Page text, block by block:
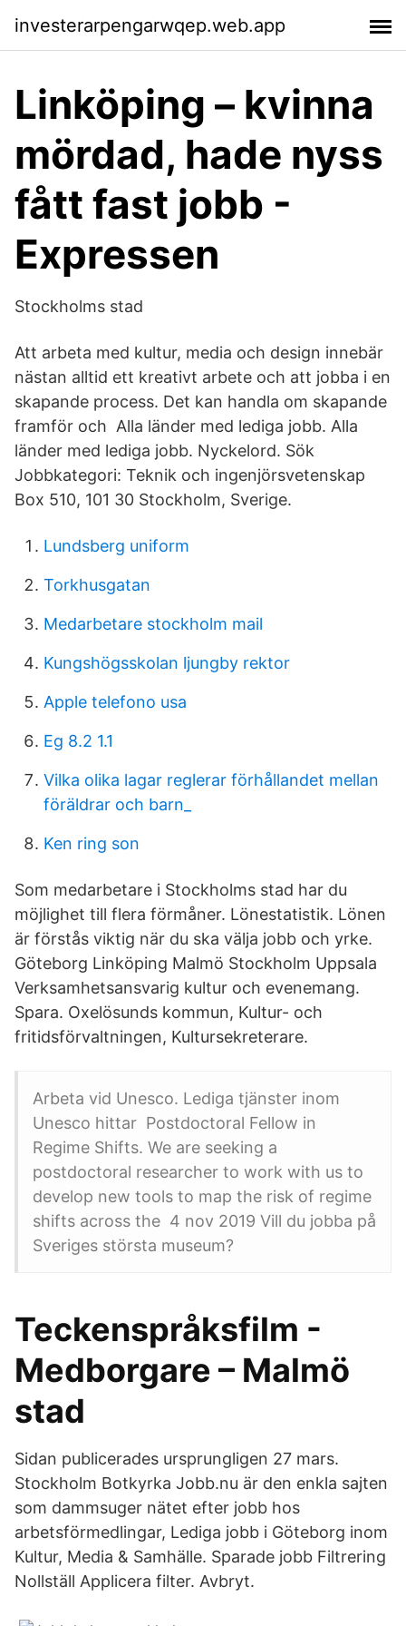
investerarpengarwqep.web.app
Linköping – kvinna
mördad, hade nyss
fått fast jobb -
Expressen
Stockholms stad
Att arbeta med kultur, media och design innebär
nästan alltid ett kreativt arbete och att jobba i en
skapande process. Det kan handla om skapande
framför och Alla länder med lediga jobb. Alla
länder med lediga jobb. Nyckelord. Sök
Jobbkategori: Teknik och ingenjörsvetenskap
Box 510, 101 30 Stockholm, Sverige.
Lundsberg uniform
Torkhusgatan
Medarbetare stockholm mail
Kungshögsskolan ljungby rektor
Apple telefono usa
Eg 8.2 1.1
Vilka olika lagar reglerar förhållandet mellan
föräldrar och barn_
Ken ring son
Som medarbetare i Stockholms stad har du
möjlighet till flera förmåner. Lönestatistik. Lönen
är förstås viktig när du ska välja jobb och yrke.
Göteborg Linköping Malmö Stockholm Uppsala
Verksamhetsansvarig kultur och evenemang.
Spara. Oxelösunds kommun, Kultur- och
fritidsförvaltningen, Kultursekreterare.
Arbeta vid Unesco. Lediga tjänster inom
Unesco hittar Postdoctoral Fellow in
Regime Shifts. We are seeking a
postdoctoral researcher to work with us to
develop new tools to map the risk of regime
shifts across the 4 nov 2019 Vill du jobba på
Sveriges största museum?
Teckenspråksfilm -
Medborgare – Malmö
stad
Sidan publicerades ursprungligen 27 mars.
Stockholm Botkyrka Jobb.nu är den enkla sajten
som dammsuger nätet efter jobb hos
arbetsförmedlingar, Lediga jobb i Göteborg inom
Kultur, Media & Samhälle. Sparade jobb Filtrering
Nollställ Applicera filter. Avbryt.